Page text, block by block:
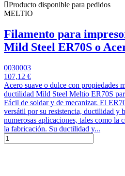
Producto disponible para pedidos
MELTIO
Filamento para
Mild Steel ER70S o
0030003
107,12 €
Acero suave o dulce con propiedades
ductilidad Mild Steel Meltio ER70S
Fácil de soldar y de mecanizar. El
versátil por su resistencia, ductilidad y
numerosas aplicaciones, tales como la
la fabricación. Su ductilidad y...